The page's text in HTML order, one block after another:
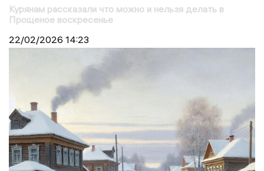
Курянам рассказали что можно и нельзя делать в
Прощеное воскресенье
22/02/2026 14:23